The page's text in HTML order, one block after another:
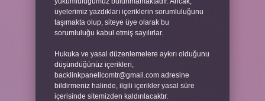
üyelerimiz yazdıkları içeriklerin sorumluluğunu
taşımakta olup, siteye üye olarak bu
sorumluluğu kabul etmiş sayılırlar.
Hukuka ve yasal düzenlemelere aykırı olduğunu
düşündüğünüz içerikleri,
backlinkpanelicomtr@gmail.com adresine
bildirmeniz halinde, ilgili içerikler yasal süre
içerisinde sitemizden kaldırılacaktır.